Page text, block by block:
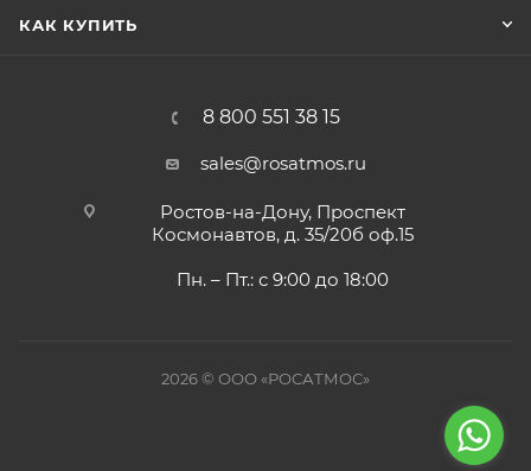
КАК КУПИТЬ
8 800 551 38 15
sales@rosatmos.ru
Ростов-на-Дону, Проспект
Космонавтов, д. 35/20б оф.15
Пн. – Пт.: с 9:00 до 18:00
2026 © ООО «РОСАТМОС»